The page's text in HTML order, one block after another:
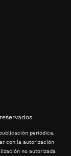
periódica,
con la autorización
no autorizada